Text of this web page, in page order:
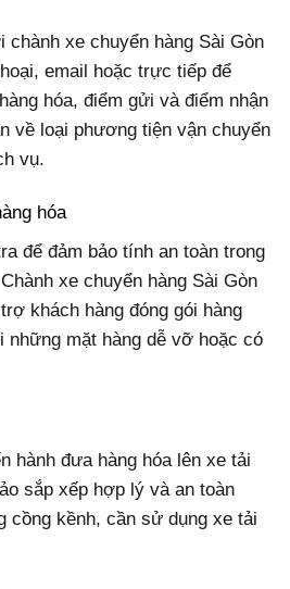
chành xe chuyển hàng Sài Gòn
email hoặc trực tiếp để
hóa, điểm gửi và điểm nhận
về loại phương tiện vận chuyển
vụ.
hóa
để đảm bảo tính an toàn trong
xe chuyển hàng Sài Gòn
khách hàng đóng gói hàng
những mặt hàng dễ vỡ hoặc có
hành đưa hàng hóa lên xe tải
sắp xếp hợp lý và an toàn
cồng kềnh, cần sử dụng xe tải